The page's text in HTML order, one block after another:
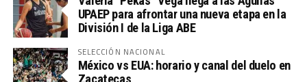
UPAEP para afrontar una nueva etapa en la
División I de la Liga ABE
SELECCIÓN NACIONAL
México vs EUA: horario y canal del duelo en
Zacatecas